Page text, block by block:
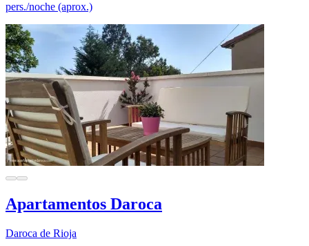
pers./noche (aprox.)
Apartamentos Daroca
Daroca de Rioja